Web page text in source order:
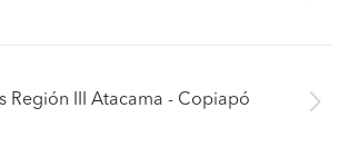
Región III Atacama - Copiapó